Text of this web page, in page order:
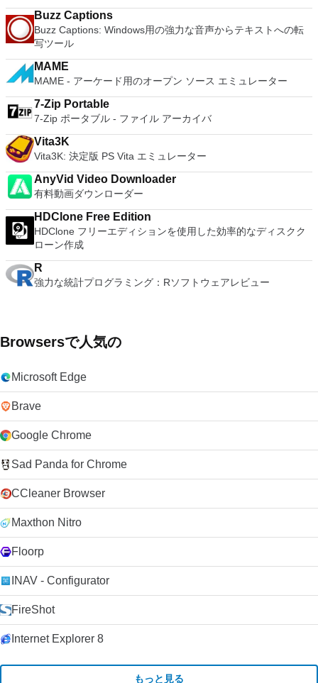
Windows 10. By utilizing an app like this, you'll get to try out
all of Windows 10's new features in a safe sandboxed
environment, without the need to install the OS natively.
VMware Workstation Pro doesn't just support Microsofts OS,
you can also install Linux VMs, including Ubuntu, Red Hat,
Fedora, and lots of other distributions as well. Overall,
Workstation Pro offers high performance, strong reliability,
and cutting edge features that make it stand out from the
crowd. The full version is a little pricey, but you do get what
you pay for.
Buzz Captions
Buzz Captions: Windows用の強力な音声からテキストへの転
写ツール
MAME
MAME - アーケード用のオープン ソース エミュレーター
7-Zip Portable
7-Zip ポータブル - ファイル アーカイバ
Vita3K
Vita3K: 決定版 PS Vita エミュレーター
AnyVid Video Downloader
有料動画ダウンローダー
HDClone Free Edition
HDClone フリーエディションを使用した効率的なディスクク
ローン作成
R
強力な統計プログラミング：Rソフトウェアレビュー
Browsersで人気の
Microsoft Edge
Brave
Google Chrome
Sad Panda for Chrome
CCleaner Browser
Maxthon Nitro
Floorp
INAV - Configurator
FireShot
Internet Explorer 8
もっと見る